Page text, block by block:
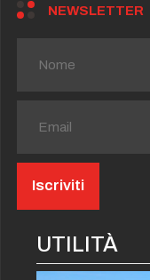
NEWSLETTER
UTILITÀ